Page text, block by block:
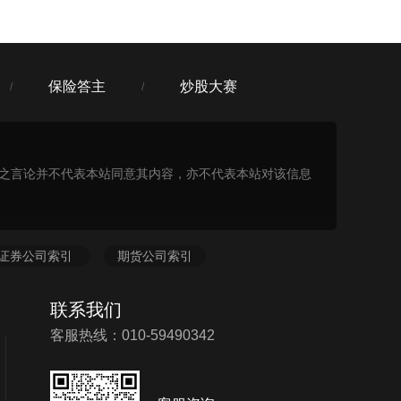
/ 保险答主 / 炒股大赛
言论并不代表本站同意其内容，亦不代表本站对该信息
券公司索引 期货公司索引
联系我们
客服热线：010-59490342